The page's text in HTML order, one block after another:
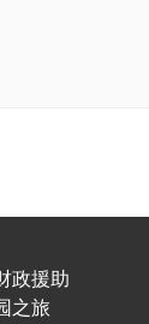
政援助
之旅